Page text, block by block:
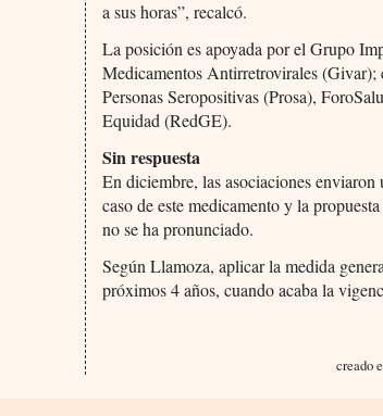
a sus horas”, recalcó.
La posición es apoyada por el Grupo
Medicamentos Antirretrovirales
Personas Seropositivas (Prosa),
Equidad (RedGE).
Sin respuesta
En diciembre, las asociaciones
caso de este medicamento y la
no se ha pronunciado.
Según Llamoza, aplicar la medida
próximos 4 años, cuando acaba la
creado